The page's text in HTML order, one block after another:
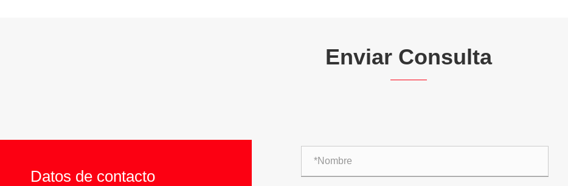
Enviar Consulta
Datos de contacto